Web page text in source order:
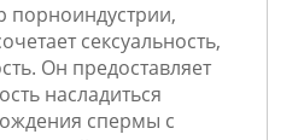
сексуальность,
Он предоставляет
насладиться
спермы с